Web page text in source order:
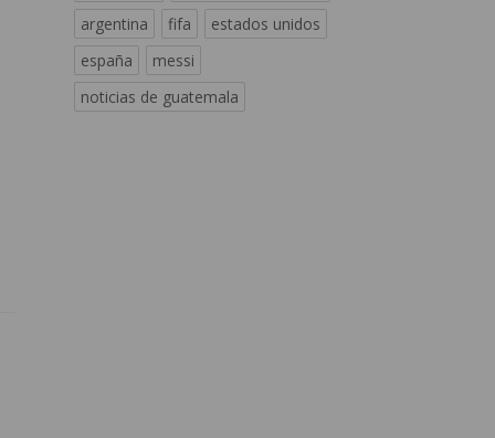
argentina
fifa
estados unidos
españa
messi
noticias de guatemala